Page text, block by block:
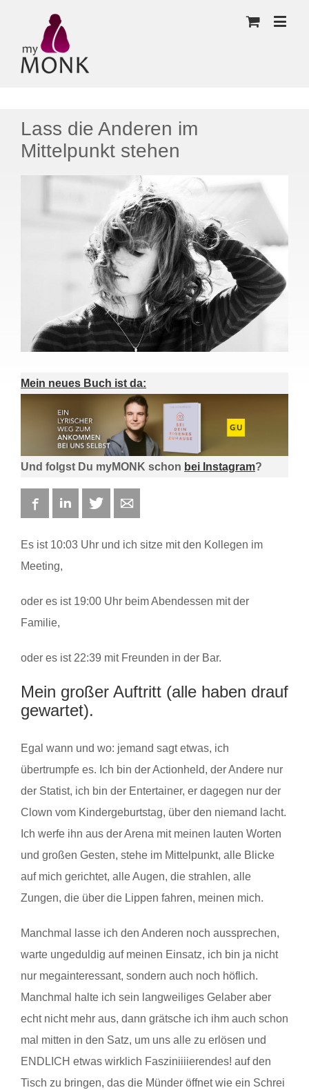
Lass die Anderen im
Mittelpunkt stehen
Mein neues Buch ist da:
Und folgst Du myMONK schon bei Instagram?
FacebookLinkedIn Twitter
Es ist 10:03 Uhr und ich sitze mit den Kollegen im
Meeting,
oder es ist 19:00 Uhr beim Abendessen mit der
Familie,
oder es ist 22:39 mit Freunden in der Bar.
Mein großer Auftritt (alle haben drauf
gewartet).
Egal wann und wo: jemand sagt etwas, ich
übertrumpfe es. Ich bin der Actionheld, der Andere nur
der Statist, ich bin der Entertainer, er dagegen nur der
Clown vom Kindergeburtstag, über den niemand lacht.
Ich werfe ihn aus der Arena mit meinen lauten Worten
und großen Gesten, stehe im Mittelpunkt, alle Blicke
auf mich gerichtet, alle Augen, die strahlen, alle
Zungen, die über die Lippen fahren, meinen mich.
Manchmal lasse ich den Anderen noch aussprechen,
warte ungeduldig auf meinen Einsatz, ich bin ja nicht
nur megainteressant, sondern auch noch höflich.
Manchmal halte ich sein langweiliges Gelaber aber
echt nicht mehr aus, dann grätsche ich ihm auch schon
mal mitten in den Satz, um uns alle zu erlösen und
ENDLICH etwas wirklich Fasziniiiierendes! auf den
Tisch zu bringen, das die Münder öffnet wie ein Schrei